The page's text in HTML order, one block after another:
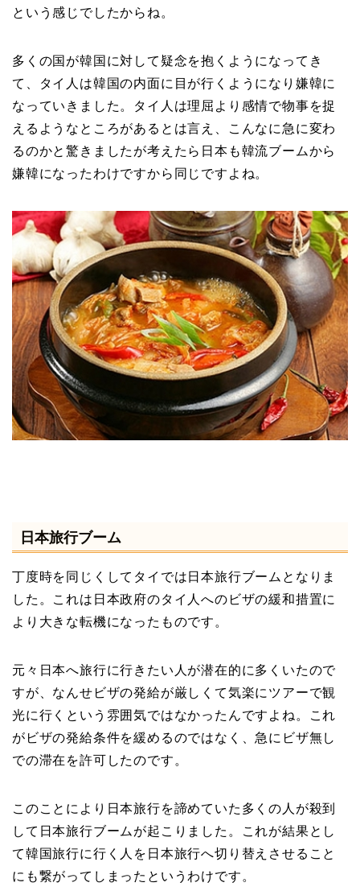
という感じでしたからね。
多くの国が韓国に対して疑念を抱くようになってき
て、タイ人は韓国の内面に目が行くようになり嫌韓に
なっていきました。タイ人は理屈より感情で物事を捉
えるようなところがあるとは言え、こんなに急に変わ
るのかと驚きましたが考えたら日本も韓流ブームから
嫌韓になったわけですから同じですよね。
日本旅行ブーム
丁度時を同じくしてタイでは日本旅行ブームとなりま
した。これは日本政府のタイ人へのビザの緩和措置に
より大きな転機になったものです。
元々日本へ旅行に行きたい人が潜在的に多くいたので
すが、なんせビザの発給が厳しくて気楽にツアーで観
光に行くという雰囲気ではなかったんですよね。これ
がビザの発給条件を緩めるのではなく、急にビザ無し
での滞在を許可したのです。
このことにより日本旅行を諦めていた多くの人が殺到
して日本旅行ブームが起こりました。これが結果とし
て韓国旅行に行く人を日本旅行へ切り替えさせること
にも繋がってしまったというわけです。